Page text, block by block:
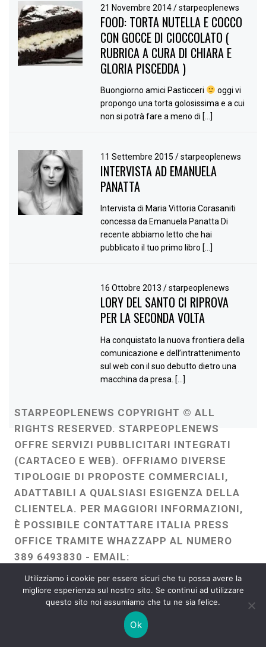
21 Novembre 2014/ starpeoplenews
FOOD: TORTA NUTELLA E COCCO
CON GOCCE DI CIOCCOLATO (
RUBRICA A CURA DI CHIARA E
GLORIA PISCEDDA )
Buongiorno amici Pasticceri
oggi vi
propongo una torta golosissima e a cui
non si potrà fare a meno di […]
11 Settembre 2015/ starpeoplenews
INTERVISTA AD EMANUELA
PANATTA
Intervista di Maria Vittoria Corasaniti
concessa da Emanuela Panatta Di
recente abbiamo letto che hai
pubblicato il tuo primo libro […]
16 Ottobre 2013/ starpeoplenews
LORY DEL SANTO CI RIPROVA
PER LA SECONDA VOLTA
Ha conquistato la nuova frontiera della
comunicazione e dell’intrattenimento
sul web con il suo debutto dietro una
macchina da presa. […]
STARPEOPLENEWS COPYRIGHT © ALL
RIGHTS RESERVED. STARPEOPLENEWS
OFFRE SERVIZI PUBBLICITARI INTEGRATI
(CARTACEO E WEB). OFFRIAMO DIVERSE
TIPOLOGIE DI PROPOSTE COMMERCIALI,
ADATTABILI A QUALSIASI ESIGENZA DELLA
CLIENTELA. PER MAGGIORI INFORMAZIONI,
È POSSIBILE CONTATTARE ITALIA PRESS
OFFICE TRAMITE WHAZZAPP AL NUMERO
389 6493830 - EMAIL:
ITALIAPRESSOFFICE@GMAIL.COM
WEBMASTER :FRANCESCO GENTILE
FREELANCE
Utilizziamo i cookie per essere sicuri che tu possa avere la
migliore esperienza sul nostro sito. Se continui ad utilizzare
questo sito noi assumiamo che tu ne sia felice.
Ok